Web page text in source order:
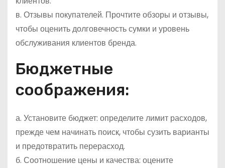
в. Отзывы покупателей. Прочтите обзоры и отзывы,
чтобы оценить долговечность сумки и уровень
обслуживания клиентов бренда.
Бюджетные
соображения:
а. Установите бюджет: определите лимит расходов,
прежде чем начинать поиск, чтобы сузить варианты
и предотвратить перерасход.
б. Соотношение цены и качества: оцените